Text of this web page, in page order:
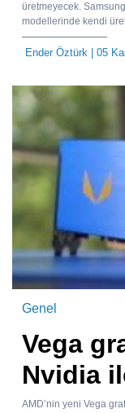
üretmeyecek.
modellerinde kendi
Ender Öztürk | 05
Genel
Vega
Nvidia
AMD’nin yeni Vega